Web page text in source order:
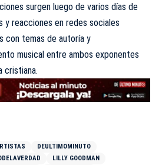
surgen luego de varios días de
y reacciones en redes sociales
con temas de autoría y
musical entre ambos exponentes
cristiana.
DEULTIMOMINUTO
LILLY GOODMAN